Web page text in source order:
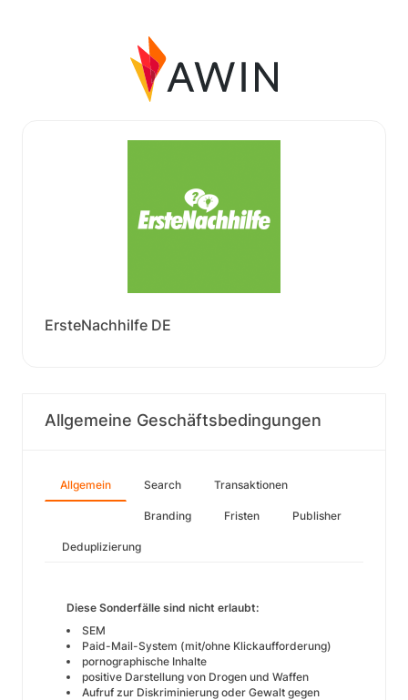
ErsteNachhilfe DE
Allgemeine Geschäftsbedingungen
Allgemein Search Transaktionen
Branding Fristen Publisher
Deduplizierung
Diese Sonderfälle sind nicht erlaubt:
SEM
Paid-Mail-System (mit/ohne Klickaufforderung)
pornographische Inhalte
positive Darstellung von Drogen und Waffen
Aufruf zur Diskriminierung oder Gewalt gegen